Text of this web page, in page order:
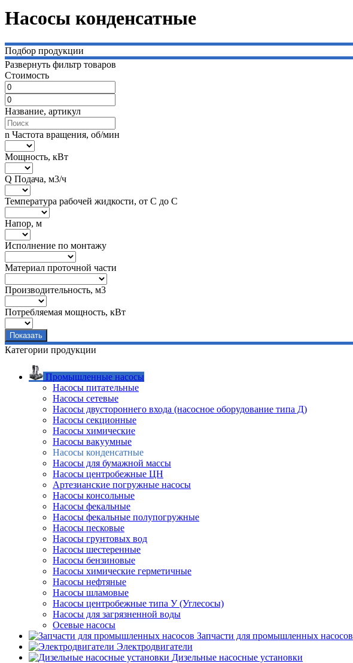
Насосы конденсатные
Подбор продукции
Развернуть фильтр товаров
Стоимость
Название, артикул
n Частота вращения, об/мин
Мощность, кВт
Q Подача, м3/ч
Температура рабочей жидкости, от С до С
Напор, м
Исполнение по монтажу
Материал проточной части
Производительность, м3
Потребляемая мощность, кВт
Категории продукции
Промышленные насосы
Насосы питательные
Насосы сетевые
Насосы двустороннего входа (насосное оборудование типа Д)
Насосы секционные
Насосы химические
Насосы вакуумные
Насосы конденсатные
Насосы для бумажной массы
Насосы центробежные ЦН
Артезианские погружные насосы
Насосы консольные
Насосы фекальные
Насосы фекальные полупогружные
Насосы песковые
Насосы грунтовых вод
Насосы шестеренные
Насосы бензиновые
Насосы химические герметичные
Насосы нефтяные
Насосы шламовые
Насосы центробежные типа У (Углесосы)
Насосы для загрязненной воды
Осевые насосы
Запчасти для промышленных насосов
Электродвигатели
Дизельные насосные установки